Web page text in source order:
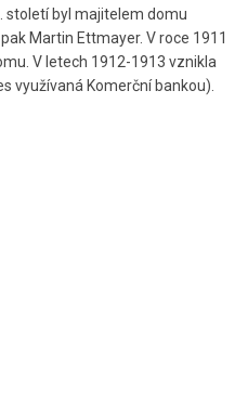
století byl majitelem domu
Martin Ettmayer. V roce 1911
V letech 1912-1913 vznikla
využívaná Komerční bankou).